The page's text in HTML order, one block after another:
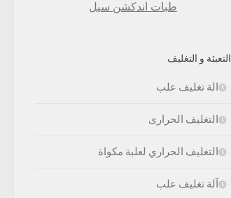
طبات اندكشن سيل
التعبئة و التغليف
الة تغليف علب
التغليف الحرارى
التغليف الحراري لعلبة مكواة
آلة تغليف علب